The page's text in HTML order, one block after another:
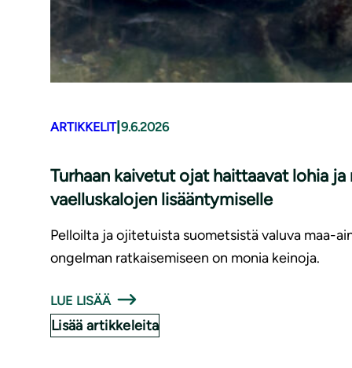
ARTIKKELIT| 9.6.2026
Turhaan kaivetut ojat haittaavat lohia
vaelluskalojen lisääntymiselle
Pelloilta ja ojitetuista suometsistä valuva maa-
ongelman ratkaisemiseen on monia keinoja.
LUE LISÄÄ
Lisää artikkeleita